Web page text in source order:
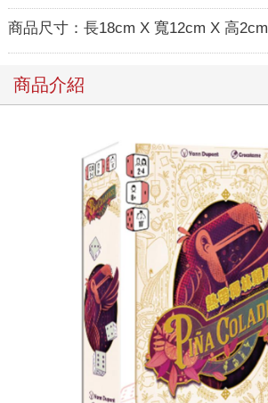
商品尺寸： 長18cm X 寬12cm X 高2cm
商品介紹